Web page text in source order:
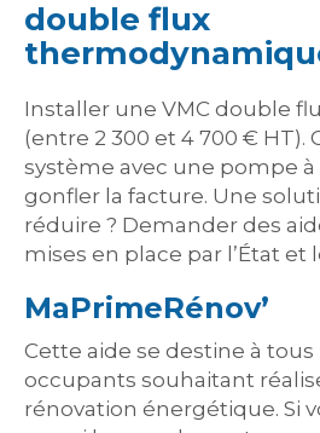
double flux
Installer une VMC double
(entre 2 300 et 4 700 € HT).
système avec une pompe à
gonfler la facture. Une
réduire ? Demander des
mises en place par l’État et
MaPrimeRénov’
Cette aide se destine à
occupants souhaitant
rénovation énergétique. Si